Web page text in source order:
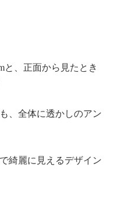
と、正面から見たとき
、全体に透かしのアン
綺麗に見えるデザイン